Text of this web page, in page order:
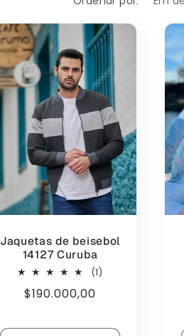
Jaquetas de beisebol
14127 Curuba
(1)
Preço
$190.000,00